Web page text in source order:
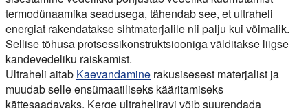
termodünaamika seadusega, tähendab see, et ultraheli
energiat rakendatakse sihtmaterjalile nii palju kui võimalik.
Sellise tõhusa protsessikonstruktsiooniga välditakse liigse
kandevedeliku raiskamist.
Ultraheli aitab Kaevandamine rakusisesest materjalist ja
muudab selle ensümaatiliseks kääritamiseks
kättesaadavaks. Kerge ultraheliravi võib suurendada